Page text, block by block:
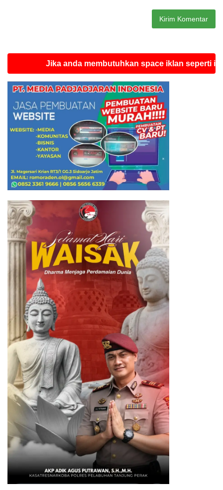
Jika anda membutuhkan space iklan seperti ini